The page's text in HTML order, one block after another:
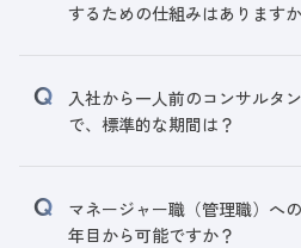
するための仕組みはあります
入社から一人前のコンサルタ
で、標準的な期間は？
マネージャー職（管理職）へ
年目から可能ですか？